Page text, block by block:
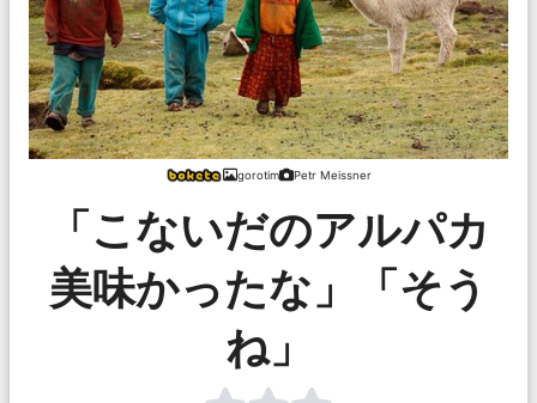
gorotim Petr Meissner
「こないだのアルパカ
美味かったな」「そう
ね」